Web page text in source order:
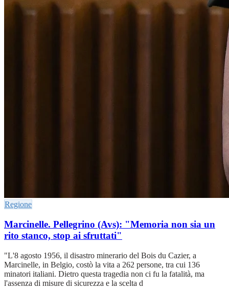
Regione
Marcinelle. Pellegrino (Avs): "Memoria non sia un
rito stanco, stop ai sfruttati"
"L'8 agosto 1956, il disastro minerario del Bois du Cazier, a
Marcinelle, in Belgio, costò la vita a 262 persone, tra cui 136
minatori italiani. Dietro questa tragedia non ci fu la fatalità, ma
l'assenza di misure di sicurezza e la scelta d